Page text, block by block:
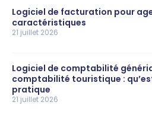
Logiciel de facturation pour
caractéristiques
21 juillet 2026
Logiciel de comptabilité
comptabilité touristique :
pratique
21 juillet 2026